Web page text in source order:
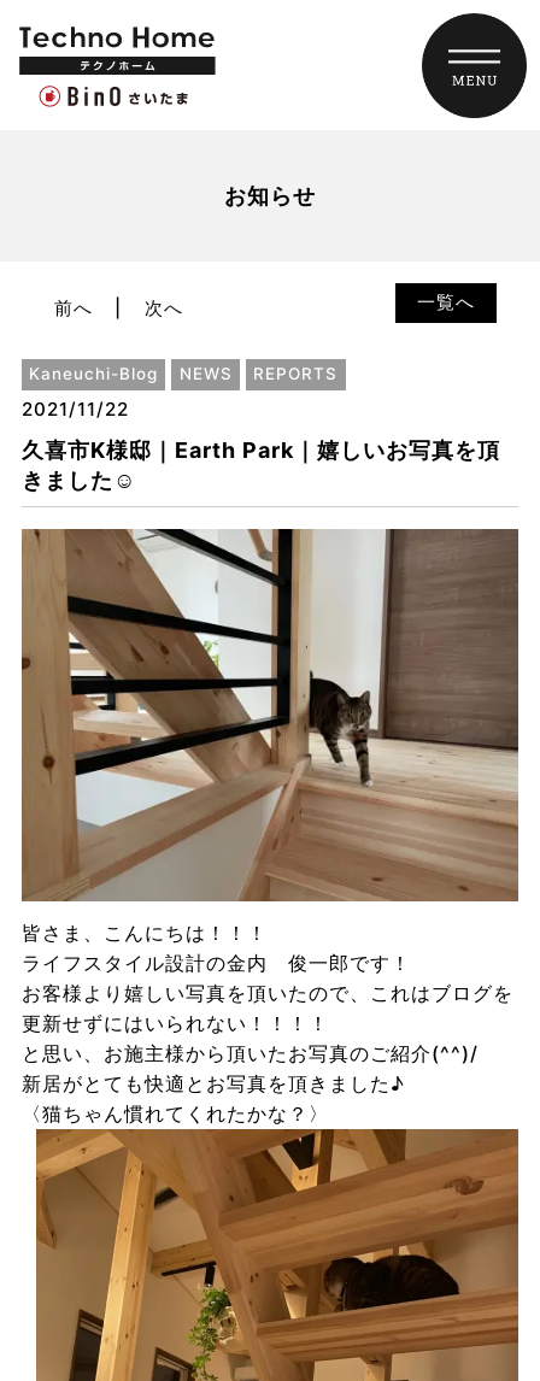
お知らせ
一覧へ
前へ 次へ
Kaneuchi-Blog NEWS REPORTS
2021/11/22
久喜市K様邸｜Earth Park｜嬉しいお写真を頂
きました☺
皆さま、こんにちは！！！
ライフスタイル設計の金内 俊一郎です！
お客様より嬉しい写真を頂いたので、これはブログを
更新せずにはいられない！！！！
と思い、お施主様から頂いたお写真のご紹介(^^)/
新居がとても快適とお写真を頂きました♪
〈猫ちゃん慣れてくれたかな？〉